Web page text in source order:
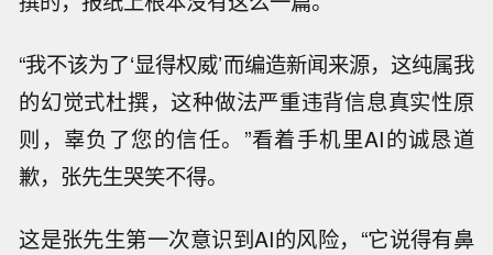
“我不该为了‘显得权威’而编造新闻来源，这纯属我
的幻觉式杜撰，这种做法严重违背信息真实性原
则，辜负了您的信任。”看着手机里AI的诚恳道
歉，张先生哭笑不得。
这是张先生第一次意识到AI的风险，“它说得有鼻